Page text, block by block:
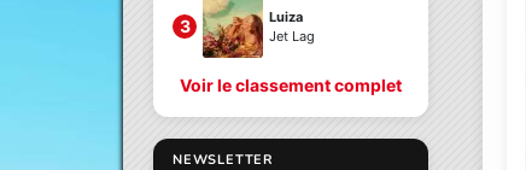
3
Luiza
Jet Lag
Voir le classement complet
NEWSLETTER